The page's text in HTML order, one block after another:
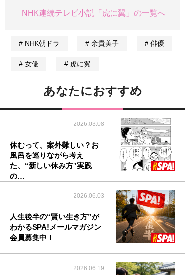
NHK連続テレビ小説「虎に翼」の一覧へ
NHK朝ドラ 余貴美子 俳優
女優 虎に翼
あなたにおすすめ
2026.03.08
休むって、案外難しい？お
風呂を巡りながら考え
た、“新しい休み方”実践
の…
2026.06.03
人生後半の“賢い生き方”が
わかるSPA!メールマガジン
会員募集中！
2026.06.19